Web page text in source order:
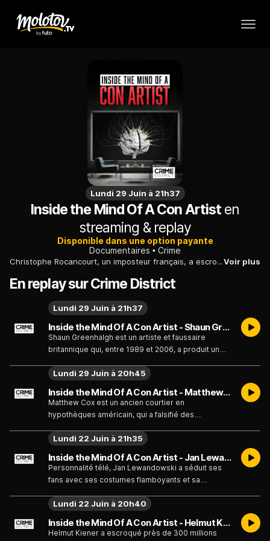
Lundi 29 Juin à 21h37
Inside the Mind Of A Con Artisten
streaming & replay
Disponible dans une option payante
Documentaires
Crime
Christophe Rocancourt, un imposteur français, a escroqué des célébrités en se faisant passer pour un riche héritier. Mais la supercherie a fini par être éventée.Voir plus
En replay sur Crime District
Inside the Mind Of A Con Artist - Shaun Greenhalgh - Émission du lundi 29 juin
Shaun Greenhalgh est un artiste et faussaire
britannique qui, entre 1989 et 2006, a produit un
allant de l'Égypte antique aux objets d'art chinois,
peintures à l'huile du XIXe siècle. Parmi les experts
et les institutions qui ont été dupés figurent la Tate
Modern, le British Museum et Sotheby's.
Lundi 29 Juin à 21h37
Inside the Mind Of A Con Artist - Matthew Cox - Émission du lundi 29 juin
Matthew Cox est un ancien courtier en
hypothèques américain, qui a falsifié des
de biens immobiliers et obtenir frauduleusement
montant cinq à six fois supérieur à leur valeur
réelle. Après avoir été dénoncé, il s'est enfui de
Floride et a poursuivi sa série de crimes à travers
le pays.
Lundi 29 Juin à 20h45
Inside the Mind Of A Con Artist - Jan Lewan - Émission du lundi 22 juin
Personnalité télé, Jan Lewandowski a séduit ses
fans avec ses costumes flamboyants et sa
une boutique de marchandise à son effigie, qu’il
de divertissement. L'escroc promettait des
Lundi 22 Juin à 21h35
Inside the Mind Of A Con Artist - Helmut Kiener - Émission du lundi 22 juin
Helmut Kiener a escroqué près de 300 millions
Lundi 22 Juin à 20h40